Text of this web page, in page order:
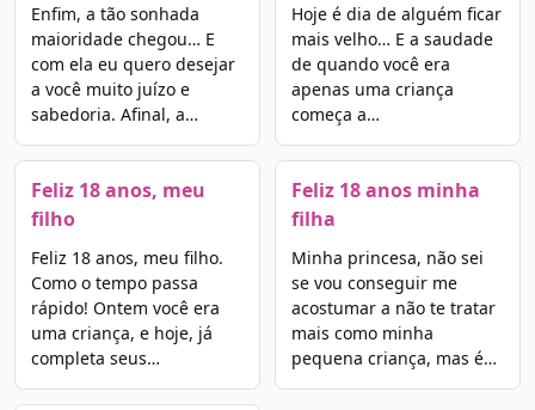
Enfim, a tão sonhada
maioridade chegou… E
com ela eu quero desejar
a você muito juízo e
sabedoria. Afinal, a…
Feliz 18 anos, meu
filho
Feliz 18 anos, meu filho.
Como o tempo passa
rápido! Ontem você era
uma criança, e hoje, já
completa seus…
Hoje é dia de alguém ficar
mais velho… E a saudade
de quando você era
apenas uma criança
começa a…
Feliz 18 anos minha
filha
Minha princesa, não sei
se vou conseguir me
acostumar a não te tratar
mais como minha
pequena criança, mas é…